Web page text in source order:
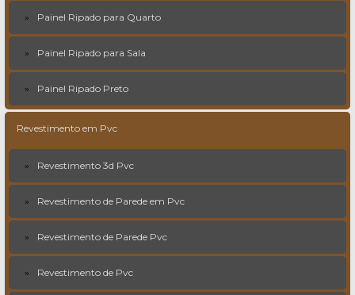
Painel Ripado para Quarto
Painel Ripado para Sala
Painel Ripado Preto
Revestimento em Pvc
Revestimento 3d Pvc
Revestimento de Parede em Pvc
Revestimento de Parede Pvc
Revestimento de Pvc